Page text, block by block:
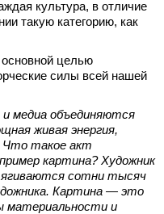
культура, в отличие
такую категорию, как
целью
силы всей нашей
медиа объединяются
живая энергия,
Что такое акт
картина? Художник
сотни тысяч
Картина — это
материальности и